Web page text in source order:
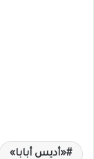
«أديس أبابا»